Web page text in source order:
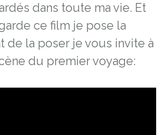
dans toute ma vie. Et
ce film je pose la
de la poser je vous invite à
du premier voyage: